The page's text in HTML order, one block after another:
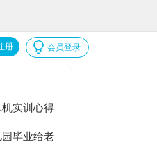
会员登录
册
实训心得
毕业给老